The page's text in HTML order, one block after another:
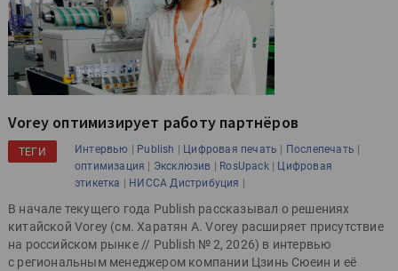
Vorey оптимизирует работу партнёров
ТЕГИ Интервью | Publish | Цифровая печать | Послепечать |
оптимизация | Эксклюзив | RosUpack| Цифровая
этикетка | НИССА Дистрибуция |
В начале текущего года Publish рассказывал о решениях
китайской Vorey (см. Харатян А. Vorey расширяет присутствие
на российском рынке // Publish № 2, 2026) в интервью
с региональным менеджером компании Цзинь Сюеин и её